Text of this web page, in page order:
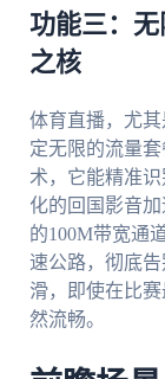
功能三：
之核
体育直播，尤
定无限的流量
术，它能精准
化的回国影音
的100M带宽通
速公路，彻底
滑，即使在比
然流畅。